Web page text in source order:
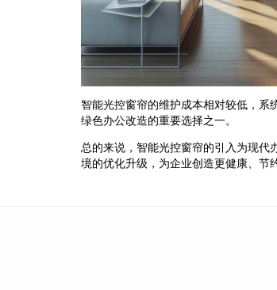
智能光控窗帘的维护成本相对较低，系
绿色办公改造的重要选择之一。
总的来说，智能光控窗帘的引入为现代
境的优化升级，为企业创造更健康、节